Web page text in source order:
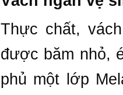
Thực chất,
được băm nhỏ,
phủ một lớp